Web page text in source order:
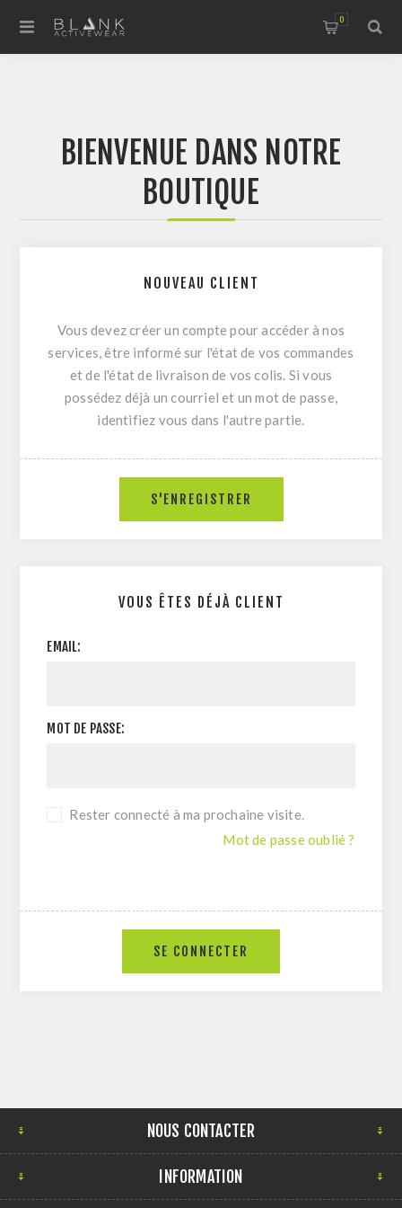
0
BIENVENUE DANS NOTRE
BOUTIQUE
NOUVEAU CLIENT
Vous devez créer un compte pour accéder à nos
services, être informé sur l'état de vos commandes
et de l'état de livraison de vos colis. Si vous
possédez déjà un courriel et un mot de passe,
identifiez vous dans l'autre partie.
VOUS ÊTES DÉJÀ CLIENT
EMAIL:
MOT DE PASSE:
Rester connecté à ma prochaine visite.
Mot de passe oublié ?
NOUS CONTACTER
INFORMATION